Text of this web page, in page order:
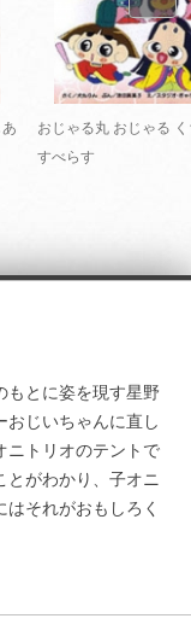
おじゃる丸 おじゃる
すべらす
もとに姿を現す星野
おじいちゃんに直し
ニトリオのテントで
とがわかり、子オニ
それがおもしろく